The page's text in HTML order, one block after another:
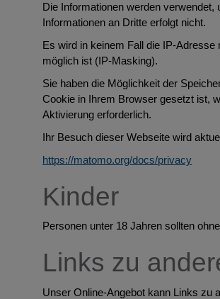
Die Informationen werden
Informationen an Dritte erfolgt nicht.
Es wird in keinem Fall die IP-
möglich ist (IP-Masking).
Sie haben die Möglichkeit der
Cookie in Ihrem Browser gesetzt ist,
Aktivierung erforderlich.
Ihr Besuch dieser Webseite wird
https://matomo.org/docs/privacy
Kinder
Personen unter 18 Jahren sollten
Links zu
Unser Online-Angebot kann Links zu